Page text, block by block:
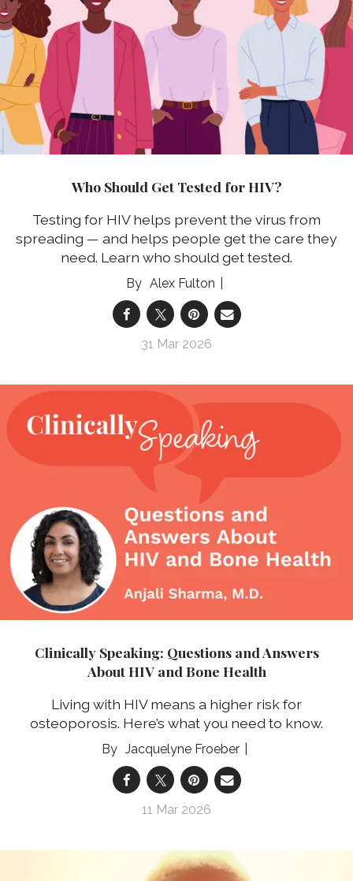
Who Should Get Tested for HIV?
Testing for HIV helps prevent the virus from
spreading — and helps people get the care they
need. Learn who should get tested.
Alex Fulton
31 Mar 2026
Clinically Speaking: Questions and Answers
About HIV and Bone Health
Living with HIV means a higher risk for
osteoporosis. Here’s what you need to know.
Jacquelyne Froeber
11 Mar 2026